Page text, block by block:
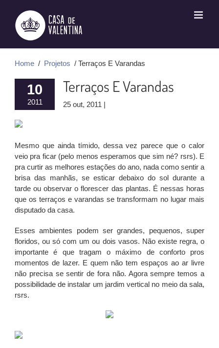
conteúdo
Home / Projetos / Terraços E Varandas
10
2011
Terraços E Varandas
25 out, 2011 |
Mesmo que ainda tímido, dessa vez parece que o calor
veio pra ficar (pelo menos esperamos que sim né? rsrs). E
pra curtir as melhores estações do ano, nada como sentir a
brisa das manhãs, se esticar debaixo do sol durante a
tarde ou observar o florescer das plantas. É nessas horas
que os terraços e varandas se transformam no lugar mais
disputado da casa.
Esses ambientes podem ser grandes, pequenos, super
floridos, ou só com um ou dois vasos. Não existe regra, o
importante é que tragam o máximo de conforto pros
momentos de lazer. E quem não tem espaços ao ar livre
não precisa se sentir de fora não. Agora sempre temos a
possibilidade de instalar um jardim vertical no meio da sala,
rsrs.